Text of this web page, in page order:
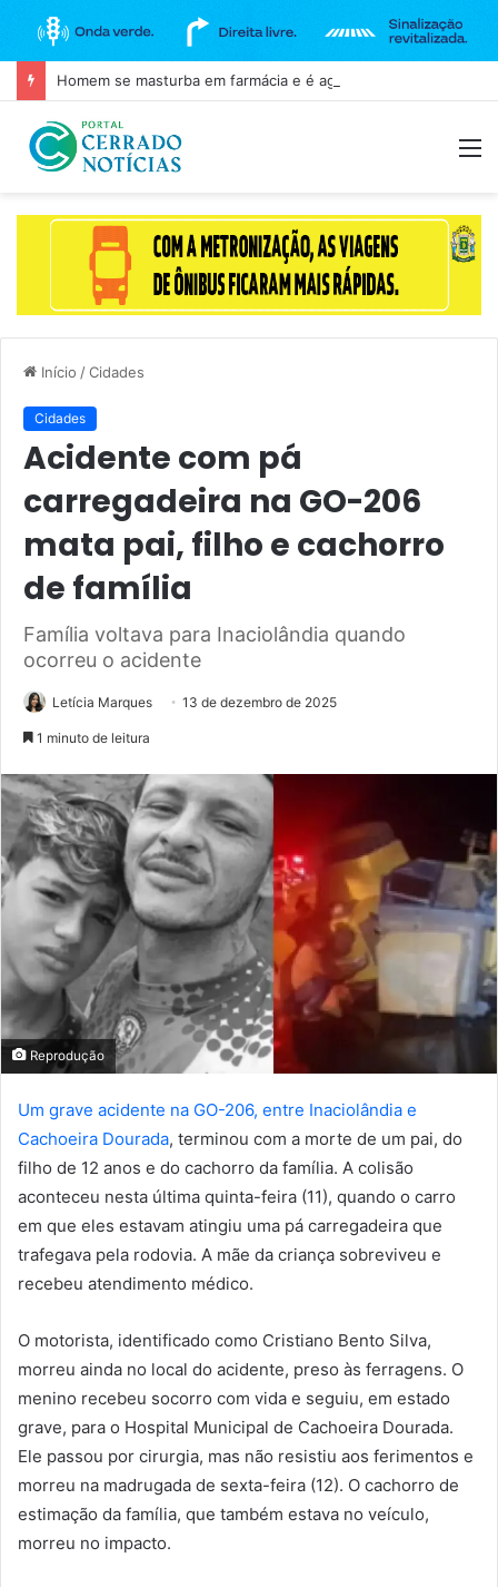
Início /Cidades
Cidades
Acidente com pá
carregadeira na GO-206
mata pai, filho e cachorro
de família
Família voltava para Inaciolândia quando
ocorreu o acidente
Letícia Marques 13 de dezembro de 2025
1 minuto de leitura
Reprodução
Um grave acidente na GO-206, entre Inaciolândia e
Cachoeira Dourada, terminou com a morte de um pai, do
filho de 12 anos e do cachorro da família. A colisão
aconteceu nesta última quinta-feira (11), quando o carro
em que eles estavam atingiu uma pá carregadeira que
trafegava pela rodovia. A mãe da criança sobreviveu e
recebeu atendimento médico.
O motorista, identificado como Cristiano Bento Silva,
morreu ainda no local do acidente, preso às ferragens. O
menino recebeu socorro com vida e seguiu, em estado
grave, para o Hospital Municipal de Cachoeira Dourada.
Ele passou por cirurgia, mas não resistiu aos ferimentos e
morreu na madrugada de sexta-feira (12). O cachorro de
estimação da família, que também estava no veículo,
morreu no impacto.